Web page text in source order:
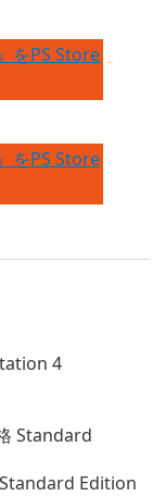
をPS Store
をPS Store
4
Standard
Edition